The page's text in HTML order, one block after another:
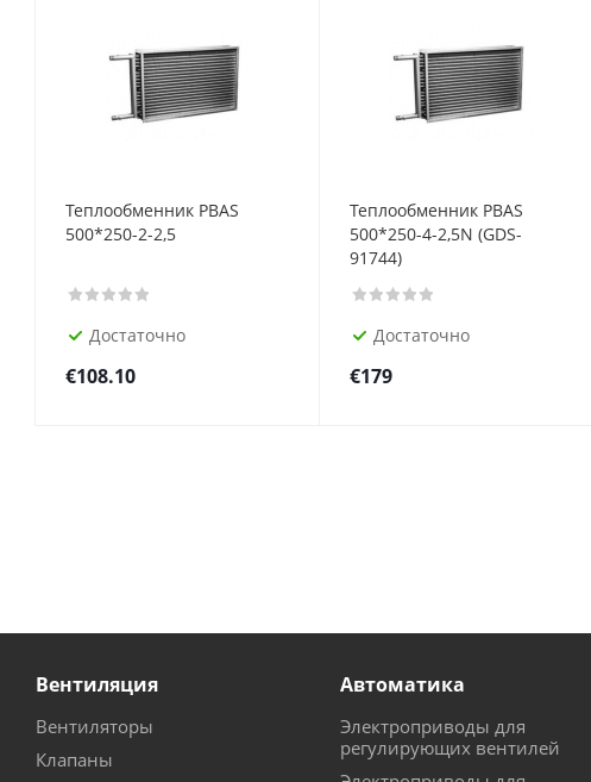
Теплообменник PBAS
500*250-2-2,5
Достаточно
€108.10
Теплообменник PBAS
500*250-4-2,5N (GDS-
91744)
Достаточно
€179
Вентиляция
Вентиляторы
Клапаны
Автоматика
Электроприводы для
регулирующих вентилей